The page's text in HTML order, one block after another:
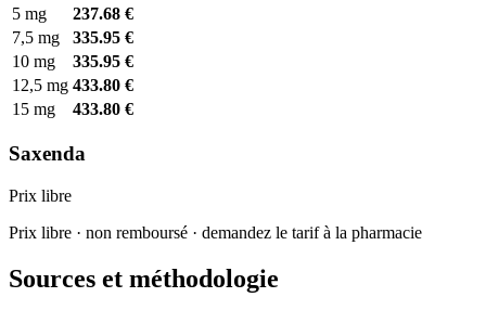
5 mg
237.68 €
7,5 mg
335.95 €
10 mg
335.95 €
12,5 mg 433.80 €
15 mg
433.80 €
Saxenda
Prix libre
Prix libre · non remboursé · demandez le tarif à la pharmacie
Sources et méthodologie